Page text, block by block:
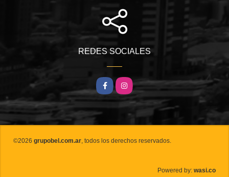
REDES SOCIALES
FacebookInstagram
©2026 grupobel.com.ar , todos los derechos reservados.
Powered by: wasi.co